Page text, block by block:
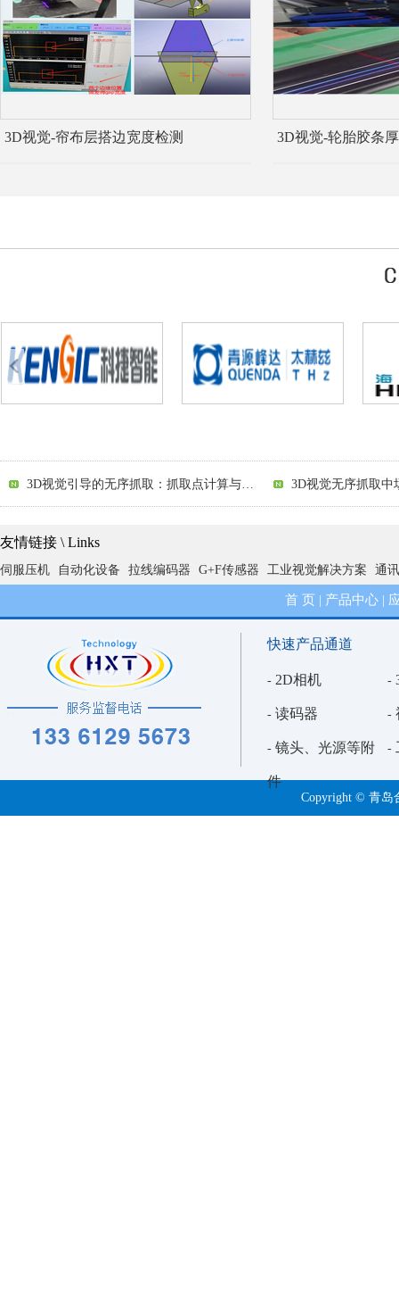
3D视觉-帘布层搭边宽度检测 3D视觉-轮胎胶条
友情链接 \ Links
伺服压机 自动化设备 拉线编码器 G+F传感器 工业视觉解决方案 通
首 页 产品中心|
快速产品通道
- 2D相机 -
- 读码器 -
- 镜头、光源等附
件
-
Copyright © 青岛